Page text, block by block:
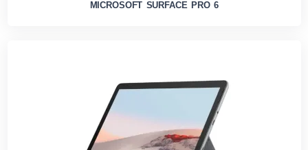
MICROSOFT SURFACE PRO 6